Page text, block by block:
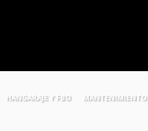
HANGARAJE Y FBO MANTENIMIENTO